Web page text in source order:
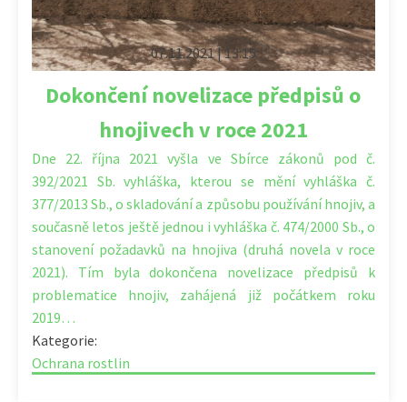
07.11.2021 | 13:15
Dokončení novelizace předpisů o
hnojivech v roce 2021
Dne 22. října 2021 vyšla ve Sbírce zákonů pod č.
392/2021 Sb. vyhláška, kterou se mění vyhláška č.
377/2013 Sb., o skladování a způsobu používání hnojiv, a
současně letos ještě jednou i vyhláška č. 474/2000 Sb., o
stanovení požadavků na hnojiva (druhá novela v roce
2021). Tím byla dokončena novelizace předpisů k
problematice hnojiv, zahájená již počátkem roku
2019…
Kategorie:
Ochrana rostlin